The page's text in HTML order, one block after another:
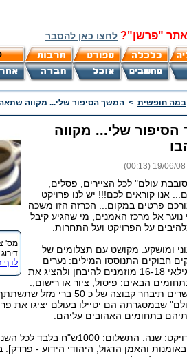
"פרשן"? לחצו כאן להסבר
במה חופשית > המשך הסיפור שלי... מקווה
מס'
לדף
שלי... מקווה
19/06/08 (00:13)
עולם" לכל הציירים, פסלים,
אנו קוראים לכם!!! יש לנו פרויקט
פרטים במקום... הכרזה הזו משכה
נוער אל מרכז האמנים, מי שהגיע קיבל
על הפרויקט ועל התחרות.
ומושקע. מקושט עם תצלומים של
חבוקים התנוססו המילים: נערים
ונערות בגילאי 16-18 מוזמנים להיבחן ולהציג את
הבאים: פיסול, ציור או רישום,.
בין המוכשרים תיבחר קבוצה של כ
שבמסגרתה הם יטיילו בעולם יציגו את
בתחומים האהובים עליהם.
משך הפרויקט: שנה. התשלום:
והאמן הדגול, היהודי הידוע - פרדק].